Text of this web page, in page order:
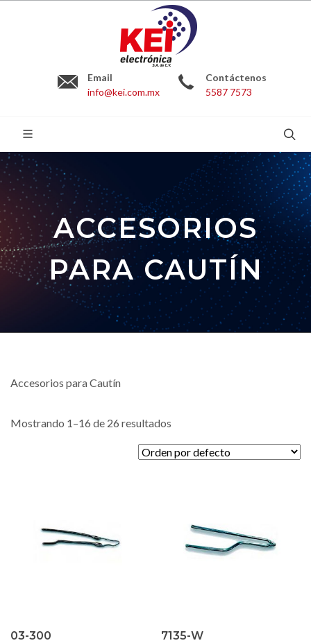
Email
info@kei.com.mx
Contáctenos
5587 7573
ACCESORIOS
PARA CAUTÍN
Accesorios para Cautín
Mostrando 1–16 de 26 resultados
03-300 7135-W